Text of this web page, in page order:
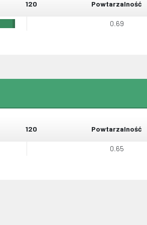
120 Powtarzalność
0.69
120 Powtarzalność
0.65